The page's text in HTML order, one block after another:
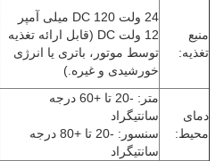
منبع
تغذیه:
24 ولت DC 120 میلی آمپر
12 ولت DC (قابل ارائه تغذیه
توسط موتور، باتری یا انرژی
خورشیدی و غیره.)
دمای
محیط:
متر: -20 تا +60 درجه
سانتیگراد
سنسور: -20 تا +80 درجه
سانتیگراد